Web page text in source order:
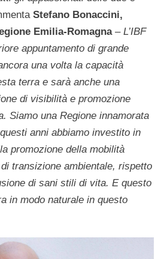
Stefano Bonaccini,
Emilia-Romagna–L’IBF
appuntamento di grande
una volta la capacità
terra e sarà anche una
di visibilità e promozione
Siamo una Regione innamorata
anni abbiamo investito in
promozione della mobilità
transizione ambientale, rispetto
di sani stili di vita. E questo
in modo naturale in questo